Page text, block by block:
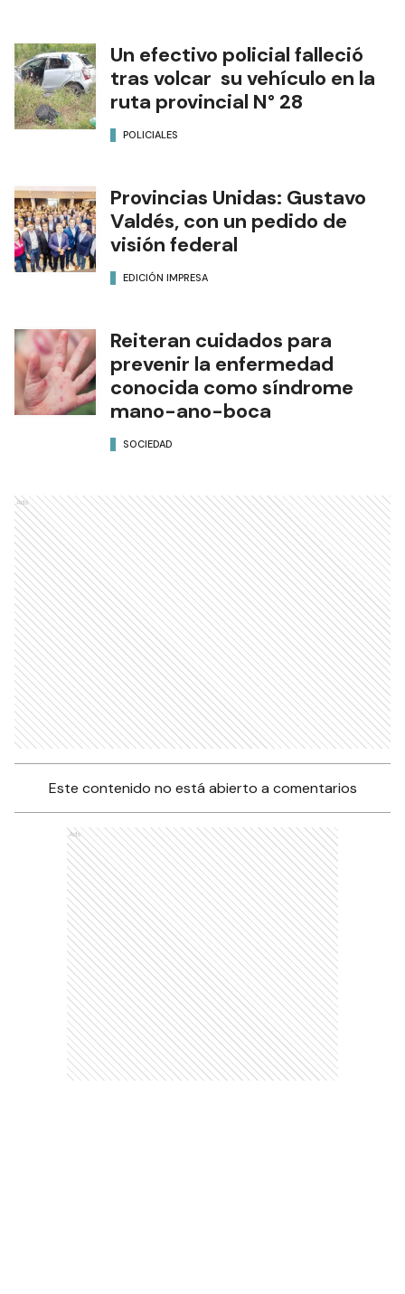
Un efectivo policial falleció
tras volcar su vehículo en la
ruta provincial N° 28
POLICIALES
Provincias Unidas: Gustavo
Valdés, con un pedido de
visión federal
EDICIÓN IMPRESA
Reiteran cuidados para
prevenir la enfermedad
conocida como síndrome
mano-ano-boca
SOCIEDAD
Ads
Este contenido no está abierto a comentarios
Ads